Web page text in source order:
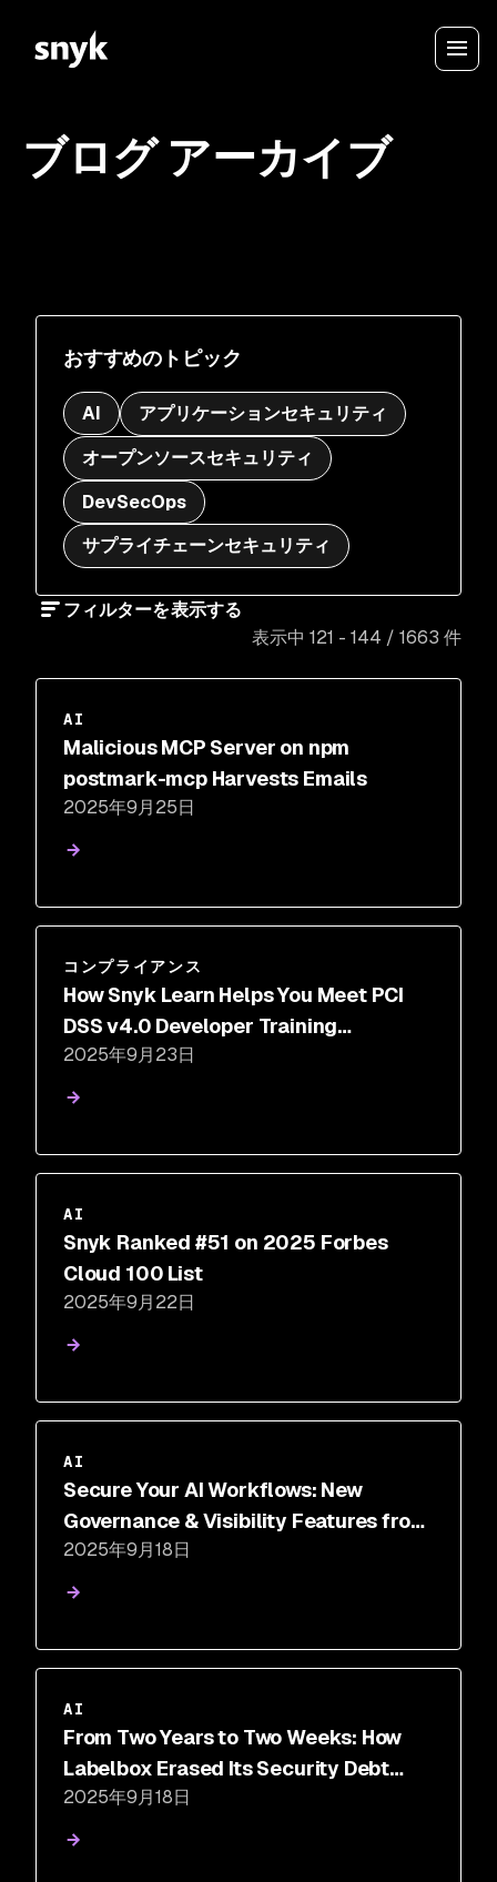
ブログ アーカイブ
おすすめのトピック
AI
アプリケーションセキュリティ
オープンソースセキュリティ
DevSecOps
サプライチェーンセキュリティ
フィルターを表示する
表示中 121 - 144 / 1663 件
AI
Malicious MCP Server on npm
postmark-mcp Harvests Emails
2025年9月25日
コンプライアンス
How Snyk Learn Helps You Meet PCI
DSS v4.0 Developer Training
Requirements
2025年9月23日
AI
Snyk Ranked #51 on 2025 Forbes
Cloud 100 List
2025年9月22日
AI
Secure Your AI Workflows: New
Governance & Visibility Features from
Snyk
2025年9月18日
AI
From Two Years to Two Weeks: How
Labelbox Erased Its Security Debt
with Snyk's AI-Accelerated
Remediation
2025年9月18日